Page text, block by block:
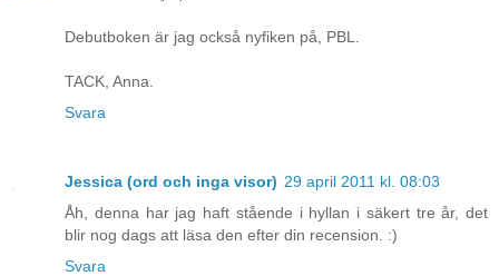
Debutboken är jag också nyfiken på, PBL.
TACK, Anna.
Svara
Jessica (ord och inga visor) 29 april 2011 kl. 08:03
Åh, denna har jag haft stående i hyllan i säkert tre år, det
blir nog dags att läsa den efter din recension. :)
Svara